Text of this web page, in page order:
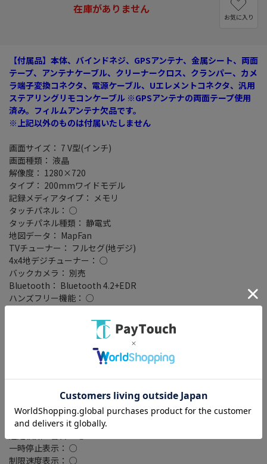
在庫がありません
お気に入り
【付属品】本体、バインドネジ、GPSアンテナ、金属シート、両面
テープ、アンテナケーブル、クリーナークロス、クランパー、カメ
ラ端子変換コネクタ、電源ケーブル、Uエレメントコネクタ、汎用
ステアリングリモコンケーブル ※GPSアンテナの両面テープ使用
済み。フィルムアンテナ欠品です。
※上記以外のものは付属いたしません
画面サイズ： 7 V型(インチ)
画面種類： 液晶
解像度： 1280×720
タイプ： 200mmワイドモデル
記録メディアタイプ： メモリ
タッチパネル： ○
タッチパネル種類： 静電式
地図データ： MapFan
TVチューナー： フルセグ(地デジ)
4x4地デジチューナー： ○
バックカメラ： 別売
Bluetooth： Bluetooth 4.2+EDR
ハンズフリー機能： ○
スマートIC考慮検索： ○
外部メモリスロット： SDカード/SDHCカード/SDXCカード
接続端子： USB端子(要別売ケーブル)/USBケーブル接続端子(要別
売ケーブル)/HDMI端子(入力x1/出力x1)
一時停止表示： ○
制限速度表示： ○